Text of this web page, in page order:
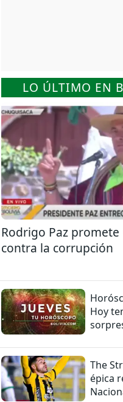
LO ÚLTIMO EN
Rodrigo Paz
contra la corrupción
Hoy
The
épica